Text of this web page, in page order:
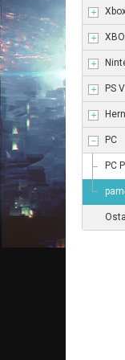
PS
PC
PC